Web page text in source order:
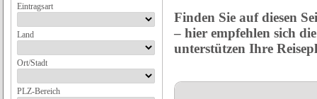
Finden Sie auf diesen
– hier empfehlen sich
unterstützen Ihre
Eintragsart
Land
Ort/Stadt
PLZ-Bereich